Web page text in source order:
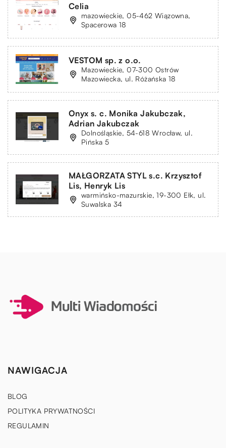
Celia
mazowieckie, 05-462 Wiązowna,
Spacerowa 18
VESTOM sp. z o.o.
Mazowieckie, 07-300 Ostrów
Mazowiecka, ul. Różańska 18
Onyx s. c. Monika Jakubczak,
Adrian Jakubczak
Dolnośląskie, 54-618 Wrocław, ul.
Pińska 5
MAŁGORZATA STYL s.c. Krzysztof
Lis, Henryk Lis
warmińsko-mazurskie, 19-300 Ełk, ul.
Suwalska 34
NAWIGACJA
BLOG
POLITYKA PRYWATNOŚCI
REGULAMIN